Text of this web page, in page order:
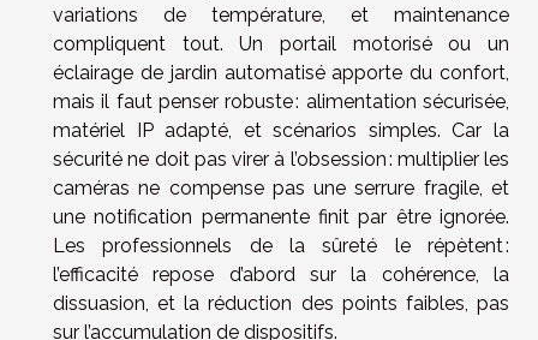
variations de température, et maintenance
compliquent tout. Un portail motorisé ou un
éclairage de jardin automatisé apporte du confort,
mais il faut penser robuste : alimentation sécurisée,
matériel IP adapté, et scénarios simples. Car la
sécurité ne doit pas virer à l’obsession : multiplier les
caméras ne compense pas une serrure fragile, et
une notification permanente finit par être ignorée.
Les professionnels de la sûreté le répètent :
l’efficacité repose d’abord sur la cohérence, la
dissuasion, et la réduction des points faibles, pas
sur l’accumulation de dispositifs.